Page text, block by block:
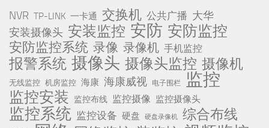
NVR TP-LINK 一卡通 交换机 公共广播 大华
安装摄像头 安装监控 安防 安防监控
安防监控系统 录像 录像机 手机监控
报警系统 摄像头 摄像头监控 摄像机
无线监控 机房监控 海康 海康威视 电子围栏 监控
监控安装 监控布线 监控摄像 监控摄像头
监控系统 监控设备 硬盘 硬盘录像机 综合布线